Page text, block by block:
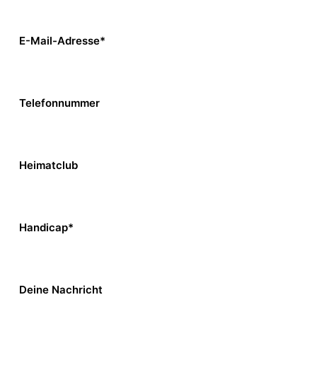
E-Mail-Adresse*
Telefonnummer
Heimatclub
Handicap*
Deine Nachricht